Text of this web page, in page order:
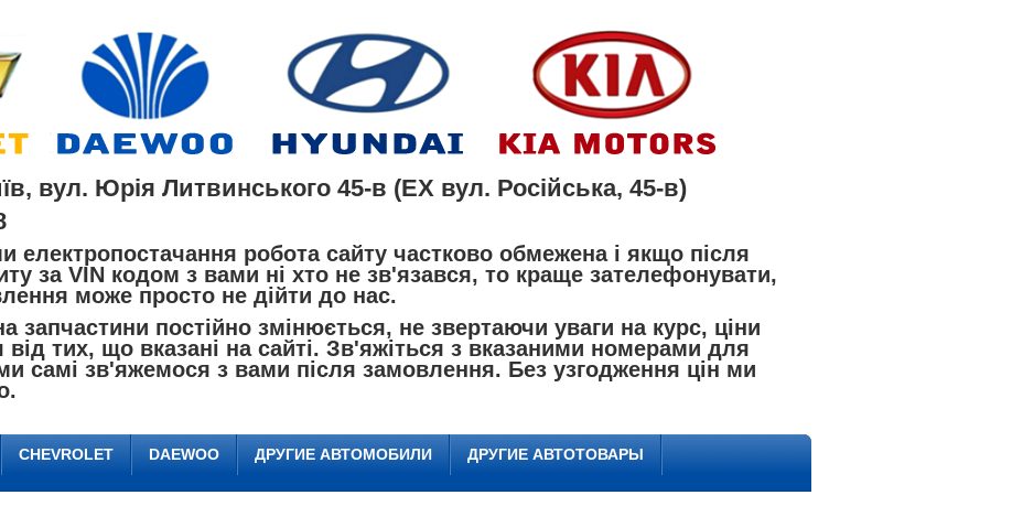
вул. Юрія Литвинського 45-в (EX вул. Російська, 45-в)
електропостачання робота сайту частково обмежена і якщо після
за VIN кодом з вами ні хто не зв'язався, то краще зателефонувати,
може просто не дійти до нас.
запчастини постійно змінюється, не звертаючи уваги на курс, ціни
від тих, що вказані на сайті. Зв'яжіться з вказаними номерами для
самі зв'яжемося з вами після замовлення. Без узгодження цін ми
CHEVROLET DAEWOO ДРУГИЕ АВТОМОБИЛИ ДРУГИЕ АВТОТОВАРЫ